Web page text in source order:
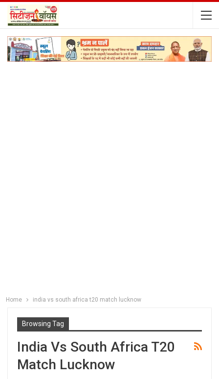
Home india vs south africa t20 match lucknow
Browsing Tag
India Vs South Africa T20
Match Lucknow